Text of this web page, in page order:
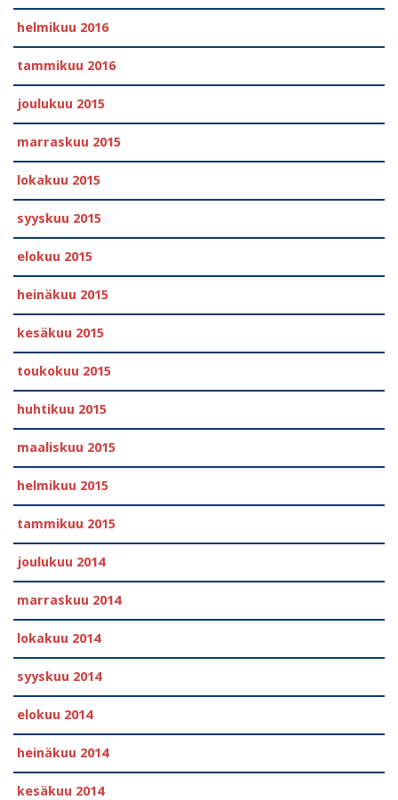
helmikuu 2016
tammikuu 2016
joulukuu 2015
marraskuu 2015
lokakuu 2015
syyskuu 2015
elokuu 2015
heinäkuu 2015
kesäkuu 2015
toukokuu 2015
huhtikuu 2015
maaliskuu 2015
helmikuu 2015
tammikuu 2015
joulukuu 2014
marraskuu 2014
lokakuu 2014
syyskuu 2014
elokuu 2014
heinäkuu 2014
kesäkuu 2014